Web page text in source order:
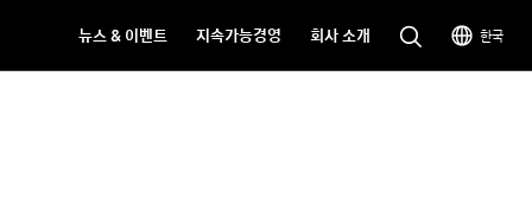
뉴스 & 이벤트 지속가능경영 회사 소개 한국